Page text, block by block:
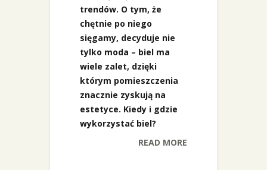
trendów. O tym, że
chętnie po niego
sięgamy, decyduje nie
tylko moda – biel ma
wiele zalet, dzięki
którym pomieszczenia
znacznie zyskują na
estetyce. Kiedy i gdzie
wykorzystać biel?
READ MORE